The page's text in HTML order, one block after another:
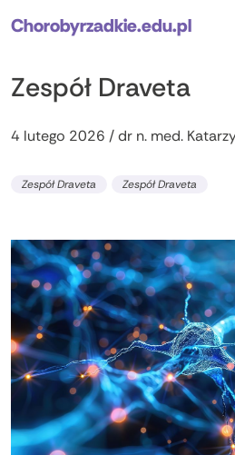
Chorobyrzadkie.edu.pl
Zespół Draveta
4 lutego 2026 / dr n. med.
Zespół Draveta Zespół Draveta